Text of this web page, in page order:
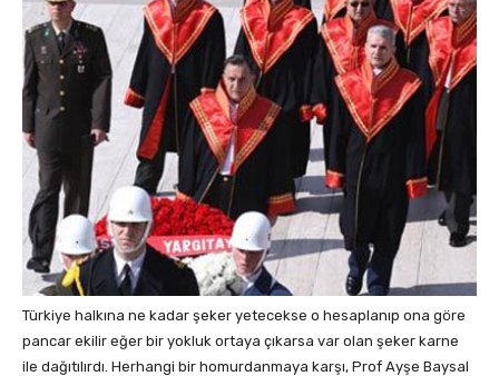
Türkiye halkına ne kadar şeker yetecekse o hesaplanıp ona göre
pancar ekilir eğer bir yokluk ortaya çıkarsa var olan şeker karne
ile dağıtılırdı. Herhangi bir homurdanmaya karşı, Prof Ayşe Baysal